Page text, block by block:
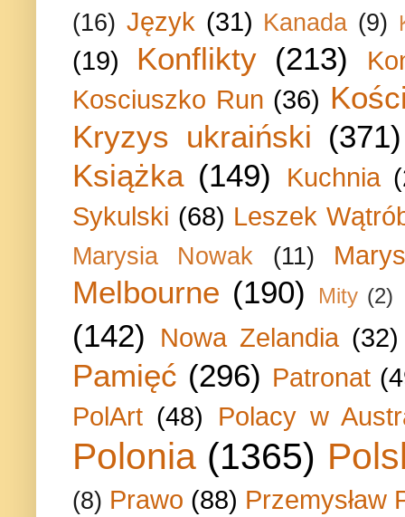
(16) Język (31) Kanada (9)
(19) Konflikty (213)
Kosciuszko Run (36)
Kryzys ukraiński (371)
Książka (149) Kuchnia
Sykulski (68) Leszek
Marysia Nowak (11)
Melbourne (190) Mity (2)
(142) Nowa Zelandia (32)
Pamięć (296) Patronat
PolArt (48) Polacy w
Polonia (1365)
(8) Prawo (88) Przemysław